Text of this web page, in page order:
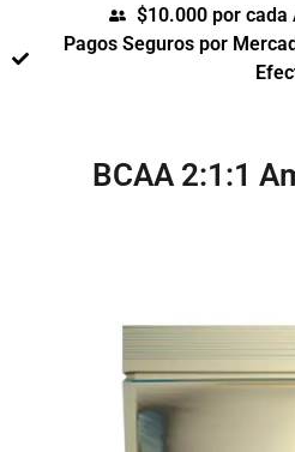
$10.000 por
Pagos Seguros por
BCAA 2:1:1